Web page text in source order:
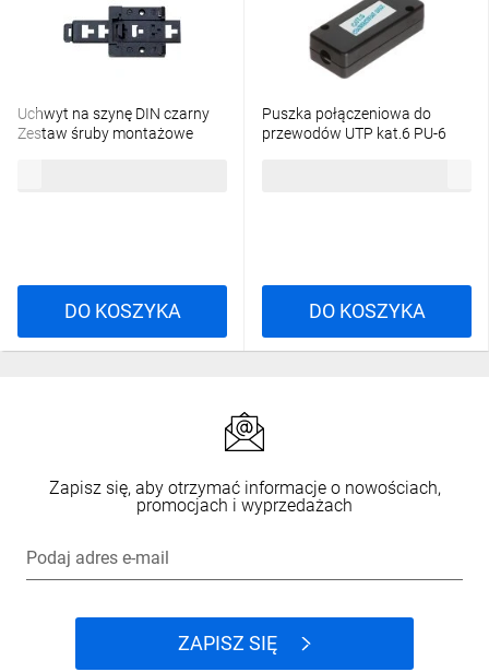
Uchwyt na szynę DIN czarny
Zestaw śruby montażowe
DO KOSZYKA
Puszka połączeniowa do
przewodów UTP kat.6 PU-6
DO KOSZYKA
Zapisz się, aby otrzymać informacje o nowościach,
promocjach i wyprzedażach
Podaj adres e-mail
ZAPISZ SIĘ